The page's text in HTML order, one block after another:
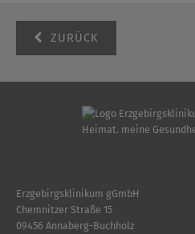
ZURÜCK
Erzgebirgsklinikum gGmbH
Chemnitzer Straße 15
09456 Annaberg-Buchholz